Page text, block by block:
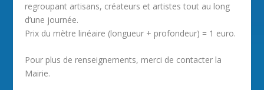
regroupant artisans, créateurs et artistes tout au long
d’une journée.
Prix du mètre linéaire (longueur + profondeur) = 1 euro.
Pour plus de renseignements, merci de contacter la
Mairie.